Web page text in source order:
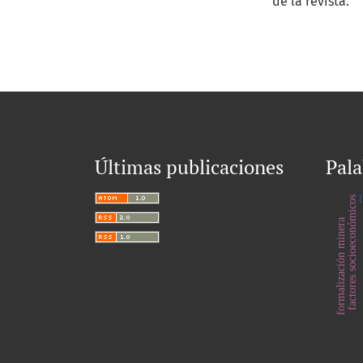
Últimas publicaciones
factores socioeconómicos
formalización minera